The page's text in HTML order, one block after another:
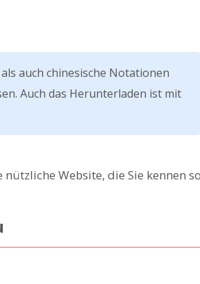
auch chinesische Notationen
Auch das Herunterladen ist mit
Website, die Sie kennen